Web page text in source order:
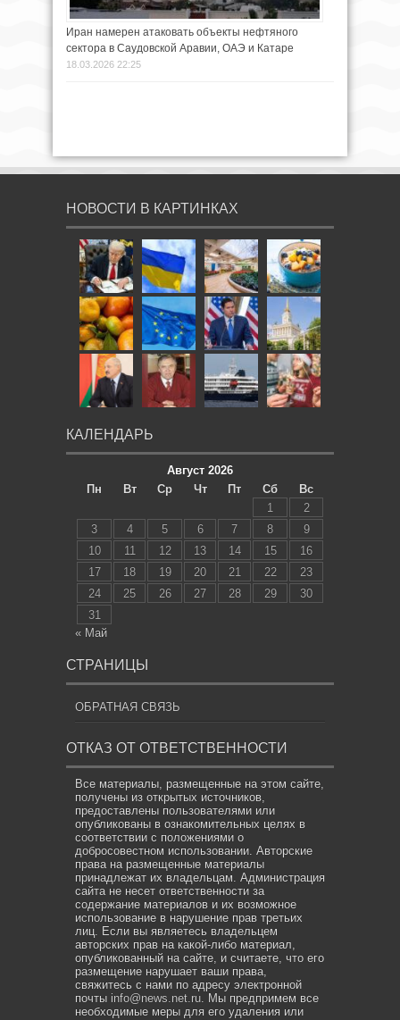
Иран намерен атаковать объекты нефтяного
сектора в Саудовской Аравии, ОАЭ и Катаре
18.03.2026 22:25
НОВОСТИ В КАРТИНКАХ
КАЛЕНДАРЬ
Август 2026
Пн
Вт Ср Чт Пт Сб
Вс
1
2
3
4 5 6 7 8
9
10
11 12 13 14 15
16
17
18 19 20 21 22
23
24
25 26 27 28 29
30
31
« Май
СТРАНИЦЫ
ОБРАТНАЯ СВЯЗЬ
ОТКАЗ ОТ ОТВЕТСТВЕННОСТИ
Все материалы, размещенные на этом сайте,
получены из открытых источников,
предоставлены пользователями или
опубликованы в ознакомительных целях в
соответствии с положениями о
добросовестном использовании. Авторские
права на размещенные материалы
принадлежат их владельцам. Администрация
сайта не несет ответственности за
содержание материалов и их возможное
использование в нарушение прав третьих
лиц. Если вы являетесь владельцем
авторских прав на какой-либо материал,
опубликованный на сайте, и считаете, что его
размещение нарушает ваши права,
свяжитесь с нами по адресу электронной
почты info@news.net.ru. Мы предпримем все
необходимые меры для его удаления или